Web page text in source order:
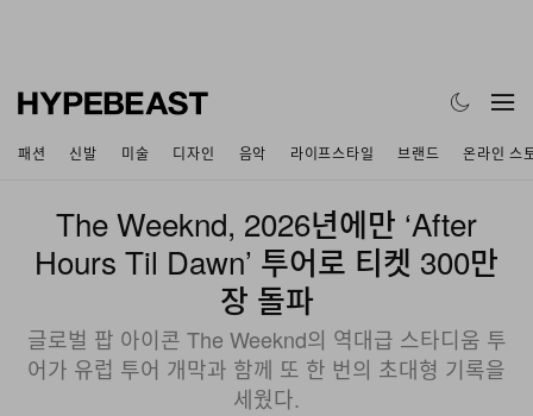
패션 신발 미술 디자인 음악 라이프스타일 브랜드 온라인 스
The Weeknd, 2026년에만 ‘After
Hours Til Dawn’ 투어로 티켓 300만
장 돌파
글로벌 팝 아이콘 The Weeknd의 역대급 스타디움 투
어가 유럽 투어 개막과 함께 또 한 번의 초대형 기록을
세웠다.